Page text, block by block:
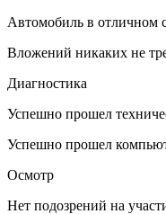
Автомобиль в отличном
Вложений никаких не
Диагностика
Успешно прошел
Успешно прошел
Осмотр
Нет подозрений на